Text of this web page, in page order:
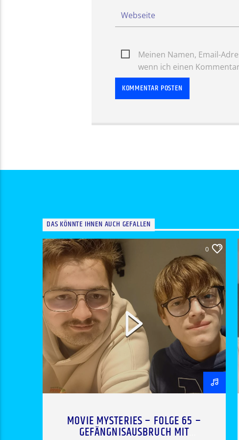
Meinen Namen, Email-
wenn ich einen
DAS KÖNNTE IHNEN AUCH GEFALLEN
0
MOVIE MYSTERIES – FOLGE 65 –
GEFÄNGNISAUSBRUCH MIT